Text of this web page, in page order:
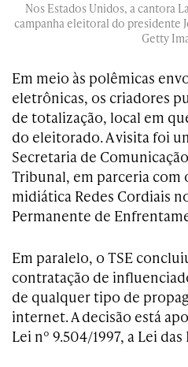
Nos Estados Unidos, a cantora
campanha eleitoral do presidente
Getty
Em meio às polêmicas
eletrônicas, os criadores
de totalização, local em
do eleitorado. A visita foi
Secretaria de
Tribunal, em parceria com
midiática Redes Cordiais
Permanente de
Em paralelo, o TSE
contratação de
de qualquer tipo de
internet. A decisão está
Lei nº 9.504/1997, a Lei